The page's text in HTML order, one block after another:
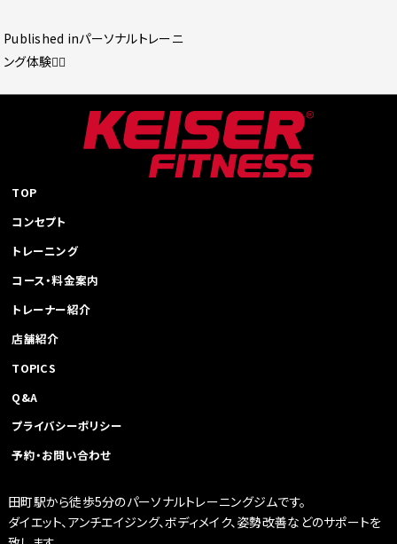
投
稿
ビ
ョ
ン
Published inパーソナルトレーニ
ング体験🤸‍♂️
TOP
コンセプト
トレーニング
コース・料金案内
トレーナー紹介
店舗紹介
TOPICS
Q&A
プライバシーポリシー
予約・お問い合わせ
田町駅から徒歩5分のパーソナルトレーニングジムです。
ダイエット、アンチエイジング、ボディメイク、姿勢改善などのサポートを